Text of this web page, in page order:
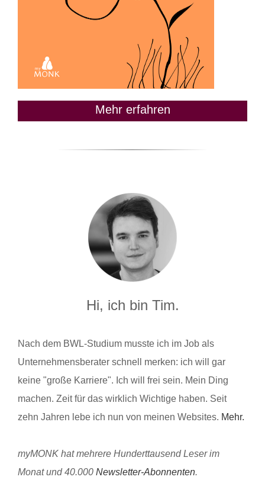
Mehr erfahren
Hi, ich bin Tim.
Nach dem BWL-Studium musste ich im Job als
Unternehmensberater schnell merken: ich will gar
keine "große Karriere". Ich will frei sein. Mein Ding
machen. Zeit für das wirklich Wichtige haben. Seit
zehn Jahren lebe ich nun von meinen Websites. Mehr.
myMONK hat mehrere Hunderttausend Leser im
Monat und 40.000 Newsletter-Abonnenten.